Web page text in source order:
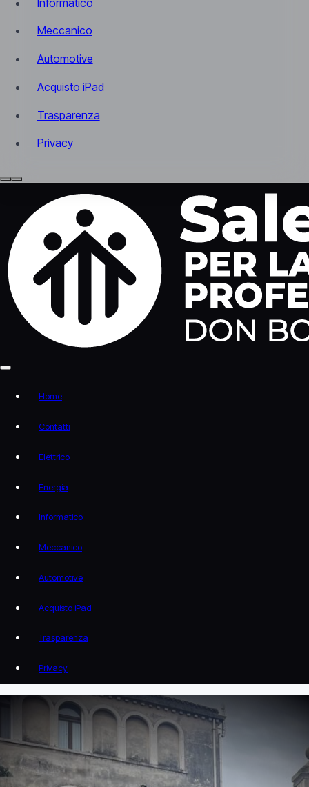
Meccanico
Automotive
Acquisto iPad
Trasparenza
Privacy
Home
Contatti
Elettrico
Energia
Informatico
Meccanico
Automotive
Acquisto iPad
Trasparenza
Privacy